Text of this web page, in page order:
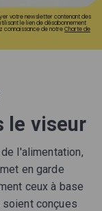
votre newsletter contenant des
le lien de désabonnement
connaissance de notreCharte de
le viseur
l'alimentation,
en garde
ceux à base
conçues